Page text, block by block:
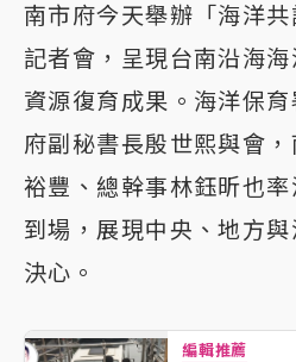
南市府今天舉辦「海洋共
記者會，呈現台南沿海
資源復育成果。海洋保
府副秘書長殷世熙與會
裕豐、總幹事林鈺昕也
到場，展現中央、地方
決心。
編輯推薦